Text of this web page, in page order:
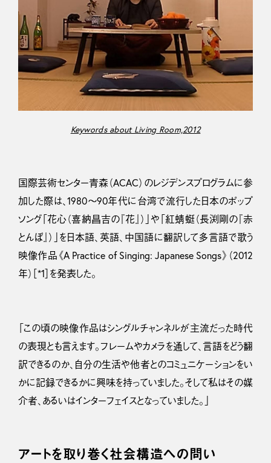
Keywords about Living Room,2012
国際芸術センター青森（ACAC）のレジデンスプログラムに参
加した際は、1980〜90年代に台湾で流行した日本のポップ
ソング「花心（喜納昌吉の『花』）」や「紅蜻蜓（長渕剛の『赤
とんぼ』）」を日本語、英語、中国語に翻訳して多言語で歌う
映像作品《A Practice of Singing: Japanese Songs》（2012
年）［*1］を発表した。
「この頃の映像作品はシングルチャンネルが主流だった時代
の表現とも言えます。フレームやカメラを通して、言語をどう翻
訳できるのか、自分の生活や他者とのコミュニケーションをい
かに記録できるかに興味を持っていました。そして私はその媒
介者、あるいはインターフェイスとなっていました。」
アートを取り巻く社会構造への問い